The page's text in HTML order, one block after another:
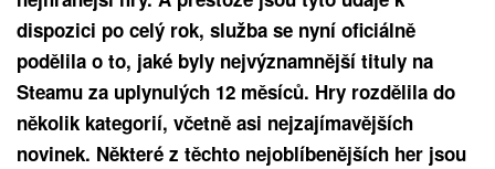
dispozici po celý rok, služba se nyní oficiálně
podělila o to, jaké byly nejvýznamnější tituly na
Steamu za uplynulých 12 měsíců. Hry rozdělila do
několik kategorií, včetně asi nejzajímavějších
novinek. Některé z těchto nejoblíbenějších her jsou